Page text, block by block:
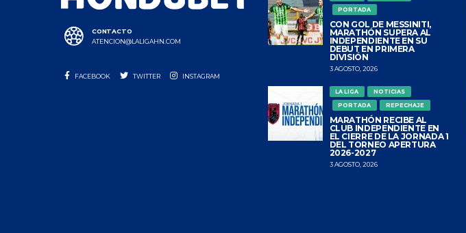
CONTACTO
ATENCION@LALIGAHN.COM
FACEBOOK TWITTER INSTAGRAM
PORTADA
CON GOL DE MESSINITI,
MARATHÓN SUPERA AL
INDEPENDIENTE EN SU
DEBUT EN PRIMERA
DIVISIÓN
3 AGOSTO, 2026
LA LIGA
NOTICIAS
PORTADA
REPECHAJE
MARATHÓN RECIBE AL
CLUB INDEPENDIENTE EN
EL CIERRE DE LA JORNADA 1
DEL TORNEO APERTURA
2026-2027
3 AGOSTO, 2026